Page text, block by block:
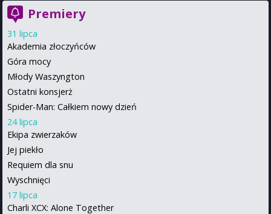
Premiery
31 lipca
Akademia złoczyńców
Góra mocy
Młody Waszyngton
Ostatni konsjerż
Spider-Man: Całkiem nowy dzień
24 lipca
Ekipa zwierzaków
Jej piekło
Requiem dla snu
Wyschnięci
17 lipca
Charli XCX: Alone Together